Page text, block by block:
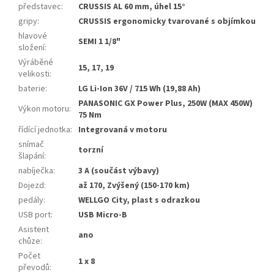
představec:
CRUSSIS AL 60 mm, úhel 15°
gripy:
CRUSSIS ergonomicky tvarované s objímkou
hlavové
složení:
SEMI 1 1/8"
Výráběné
velikosti:
15, 17, 19
baterie:
LG Li-Ion 36V / 715 Wh (19,88 Ah)
Výkon motoru:
PANASONIC GX Power Plus, 250W (MAX 450W)
75 Nm
řídící jednotka: Integrovaná v motoru
snímač
šlapání:
torzní
nabíječka:
3 A (součást výbavy)
Dojezd:
až 170, Zvýšený (150-170 km)
pedály:
WELLGO City, plast s odrazkou
USB port:
USB Micro-B
Asistent
chůze:
ano
Počet
převodů:
1 x 8